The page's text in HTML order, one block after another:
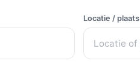
Locatie / plaats